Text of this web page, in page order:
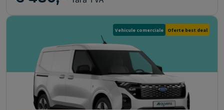
Vehicule comerciale Oferte best deal